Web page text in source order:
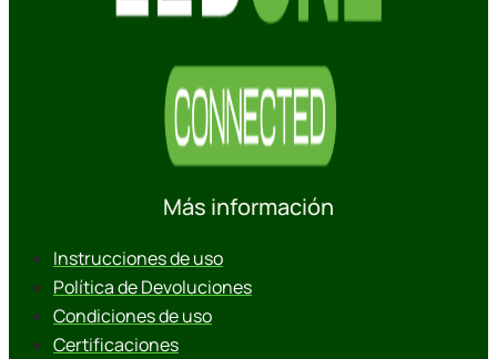
Más información
Instrucciones de uso
Política de Devoluciones
Condiciones de uso
Certificaciones